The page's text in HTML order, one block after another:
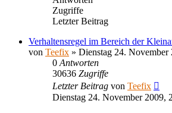
Zugriffe
Letzter Beitrag
Verhaltensregel im Bereich der
von Teefix » Dienstag 24. November
0 Antworten
30636 Zugriffe
Letzter Beitrag von Teefix
Dienstag 24. November 2009,